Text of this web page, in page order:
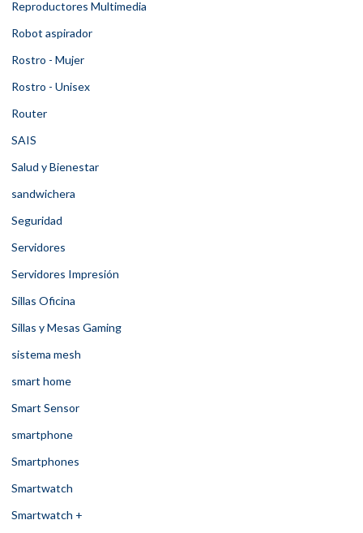
Reproductores Multimedia
Robot aspirador
Rostro - Mujer
Rostro - Unisex
Router
SAIS
Salud y Bienestar
sandwichera
Seguridad
Servidores
Servidores Impresión
Sillas Oficina
Sillas y Mesas Gaming
sistema mesh
smart home
Smart Sensor
smartphone
Smartphones
Smartwatch
Smartwatch +